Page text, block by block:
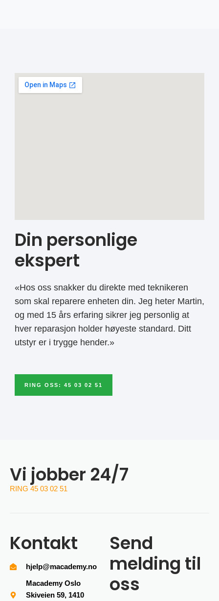
Din personlige
ekspert
«Hos oss snakker du direkte med teknikeren
som skal reparere enheten din. Jeg heter Martin,
og med 15 års erfaring sikrer jeg personlig at
hver reparasjon holder høyeste standard. Ditt
utstyr er i trygge hender.»
RING OSS: 45 03 02 51
Vi jobber 24/7
RING 45 03 02 51
Kontakt
hjelp@macademy.no
Macademy Oslo
Skiveien 59, 1410
Send
melding til
oss